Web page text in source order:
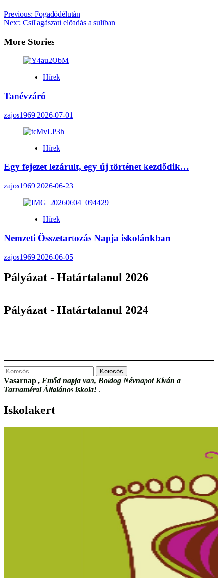
Post
navigation
Previous: Fogadódélután
Next: Csillagászati előadás a suliban
More Stories
Hírek
Tanévzáró
zajos1969 2026-07-01
Hírek
Egy fejezet lezárult, egy új történet kezdődik…
zajos1969 2026-06-23
Hírek
Nemzeti Összetartozás Napja iskolánkban
zajos1969 2026-06-05
Pályázat - Határtalanul 2026
Pályázat - Határtalanul 2024
Keresés:
Vasárnap , Emőd napja van, Boldog Névnapot Kíván a
Tarnamérai Általános iskola! .
Iskolakert